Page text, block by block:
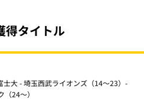
得タイトル
士大 - 埼玉西武ライオンズ（14～23）-
（24～）